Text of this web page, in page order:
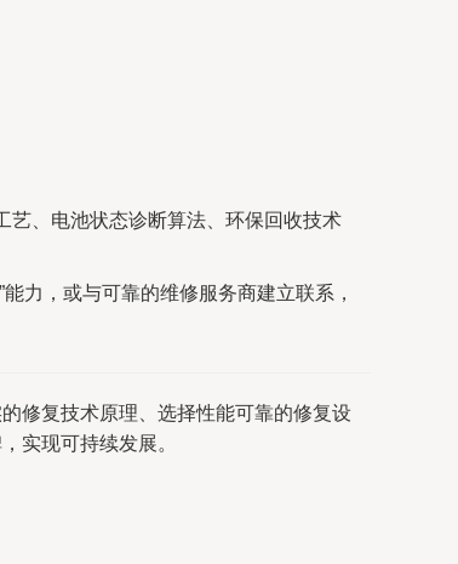
艺、电池状态诊断算法、环保回收技术
力，或与可靠的维修服务商建立联系，
修复技术原理、选择性能可靠的修复设
实现可持续发展。